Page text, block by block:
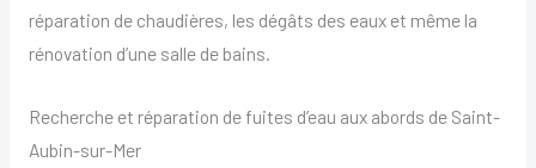
réparation de chaudières, les dégâts des eaux et même la
rénovation d’une salle de bains.
Recherche et réparation de fuites d’eau aux abords de Saint-
Aubin-sur-Mer